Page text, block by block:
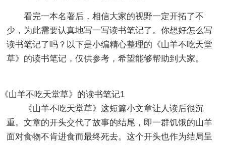
看完一本名著后，相信大家的视野一定开拓了不
少，为此需要认真地写一写读书笔记了。你想好怎么写
读书笔记了吗？以下是小编精心整理的《山羊不吃天堂
草》的读书笔记，仅供参考，希望能够帮助到大家。
《山羊不吃天堂草》的读书笔记1
《山羊不吃天堂草》这短篇小文章让人读后很沉
重。文章的开头交代了故事的结尾，即一群饥饿的山羊
面对食物不肯进食而最终死去。这个开头也作为结局呈